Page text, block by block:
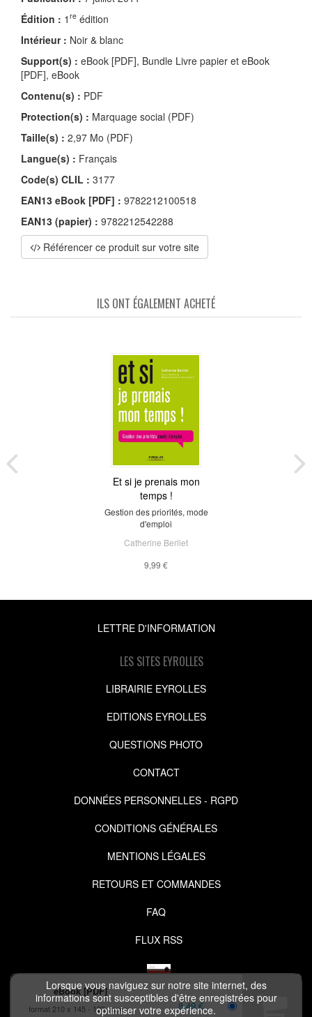
Lorsque vous naviguez sur notre site internet, des
informations sont susceptibles d'être enregistrées pour
optimiser votre expérience.
eBook [PDF]
format 210 x 145 128 pages 8,49 €
Édition : 1 re édition
Intérieur : Noir & blanc
Support(s) : eBook [PDF], Bundle Livre papier et eBook
[PDF], eBook
Contenu(s) : PDF
Protection(s) : Marquage social (PDF)
Taille(s) : 2,97 Mo (PDF)
Langue(s) : Français
Code(s) CLIL : 3177
EAN13 eBook [PDF] : 9782212100518
EAN13 (papier) : 9782212542288
Référencer ce produit sur votre site
ILS ONT ÉGALEMENT ACHETÉ
Et si je prenais mon
temps !
Gestion des priorités, mode
d'emploi
Catherine Berliet
9,99 €
LETTRE D'INFORMATION
LES SITES EYROLLES
LIBRAIRIE EYROLLES
EDITIONS EYROLLES
QUESTIONS PHOTO
CONTACT
DONNÉES PERSONNELLES - RGPD
CONDITIONS GÉNÉRALES
MENTIONS LÉGALES
RETOURS ET COMMANDES
FAQ
FLUX RSS